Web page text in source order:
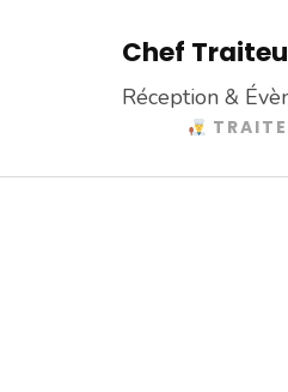
Chef
Réception &